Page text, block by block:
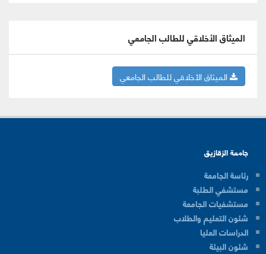
الميثاق الأخلاقي للطالب الجامعي
الميثاق الأخلاقي للطالب الجامعي
جامعة الزقازيق
رئاسة الجامعة
مستشفي الطلبة
مستشفيات الجامعة
شئون التعليم والطلاب
الدراسات العليا
شئون البيئة